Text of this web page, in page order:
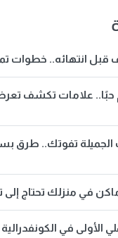
قبل انتهائه.. خطوات
علامات تكشف
الجميلة تفوتك.. طرق
في منزلك تحتاج
الأولى في الكونفدرالية